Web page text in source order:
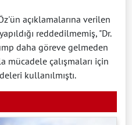
açıklamalarına verilen
reddedilmemiş, "Dr.
daha göreve gelmeden
mücadele çalışmaları için
kullanılmıştı.